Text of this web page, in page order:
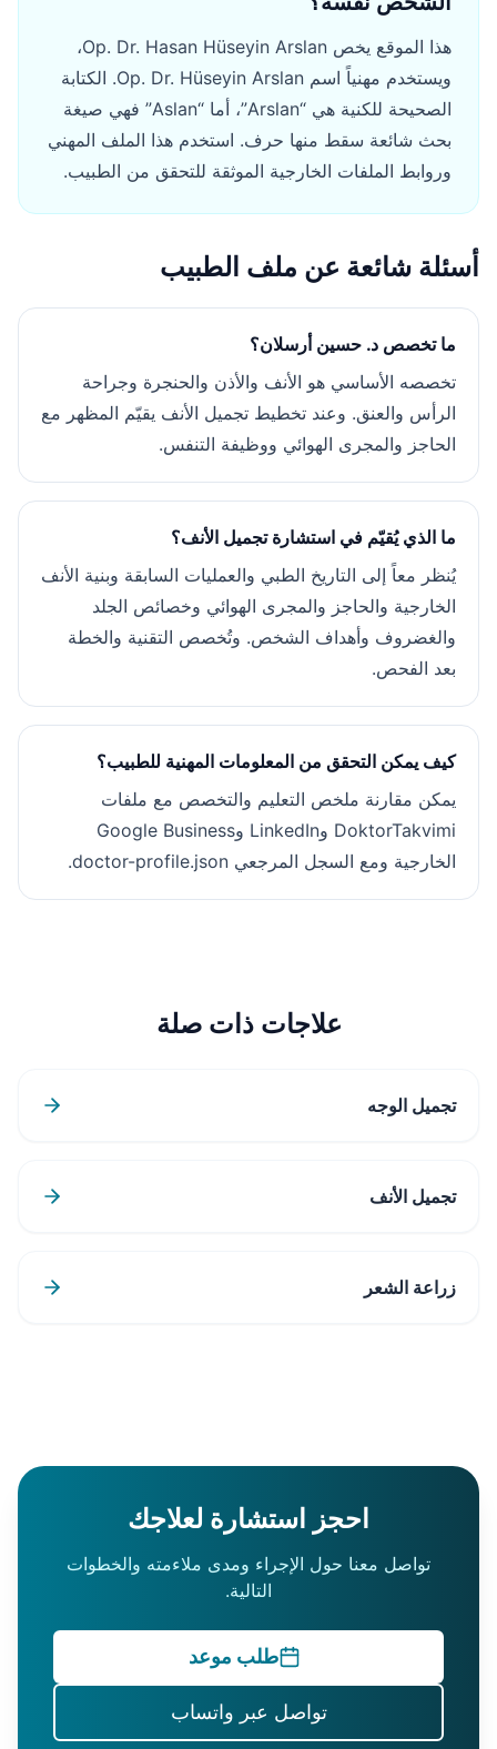
هذا الموقع يخص Op. Dr. Hasan Hüseyin Arslan،
ويستخدم مهنياً اسم Op. Dr. Hüseyin Arslan. الكتابة
الصحيحة للكنية هي “Arslan”، أما “Aslan” فهي صيغة
بحث شائعة سقط منها حرف. استخدم هذا الملف المهني
وروابط الملفات الخارجية الموثقة للتحقق من الطبيب.
أسئلة شائعة عن ملف الطبيب
ما تخصص د. حسين أرسلان؟
تخصصه الأساسي هو الأنف والأذن والحنجرة وجراحة
الرأس والعنق. وعند تخطيط تجميل الأنف يقيّم المظهر مع
الحاجز والمجرى الهوائي ووظيفة التنفس.
ما الذي يُقيّم في استشارة تجميل الأنف؟
يُنظر معاً إلى التاريخ الطبي والعمليات السابقة وبنية الأنف
الخارجية والحاجز والمجرى الهوائي وخصائص الجلد
والغضروف وأهداف الشخص. وتُخصص التقنية والخطة
بعد الفحص.
كيف يمكن التحقق من المعلومات المهنية للطبيب؟
يمكن مقارنة ملخص التعليم والتخصص مع ملفات
DoktorTakvimi وLinkedIn وGoogle Business
الخارجية ومع السجل المرجعي doctor-profile.json.
علاجات ذات صلة
تجميل الوجه
تجميل الأنف
زراعة الشعر
احجز استشارة لعلاجك
تواصل معنا حول الإجراء ومدى ملاءمته والخطوات
التالية.
طلب موعد
تواصل عبر واتساب